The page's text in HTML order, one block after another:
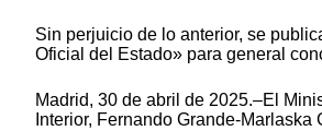
Sin perjuicio de lo anterior, se
Oficial del Estado» para general
Madrid, 30 de abril de 2025.–El
Interior, Fernando Grande-Marlaska